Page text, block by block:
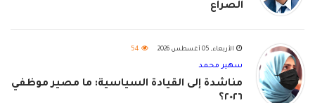
الصراع
الأربعاء, 05 أغسطس 2026 54
سهير محمد
مناشدة إلى القيادة السياسية: ما مصير موظفي
٢٠٢٦؟